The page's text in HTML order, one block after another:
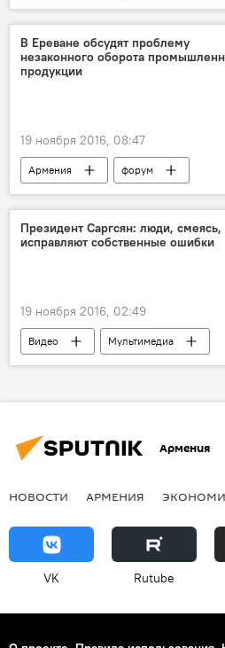
В Ереване обсудят проблему
незаконного оборота
продукции
19 ноября 2016, 08:47
Армения форум
Президент Саргсян: люди, смеясь,
исправляют собственные ошибки
19 ноября 2016, 02:49
Видео
Мультимедиа
Государственный театр музыкальной
Армения
НОВОСТИ АРМЕНИЯ
VK Rutube